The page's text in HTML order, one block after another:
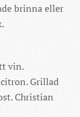
brinna eller
vin.
Grillad
Christian